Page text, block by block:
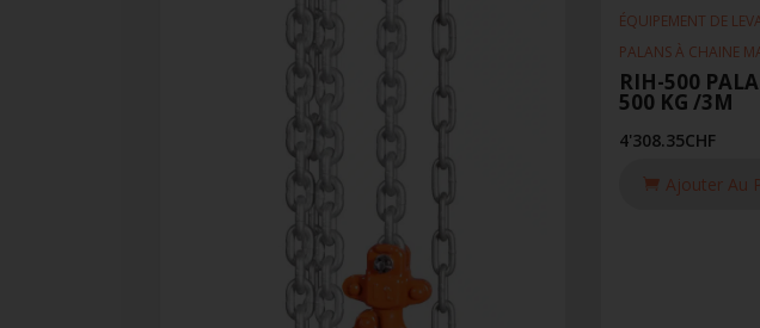
ÉQUIPEMENT DE
PALANS À CHAINE
RIH-500
500 KG /3M
4'308.35CHF
Ajouter Au